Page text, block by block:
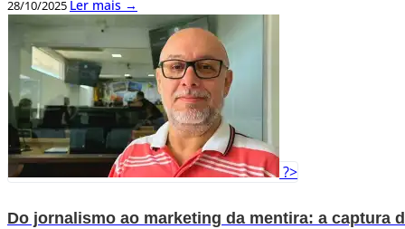
28/10/2025 Ler mais →
?>
Do jornalismo ao marketing da mentira: a captura